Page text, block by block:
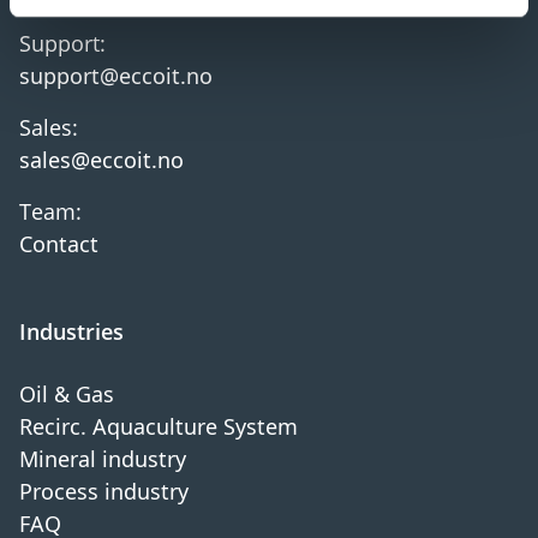
Support:
support@eccoit.no
Sales:
sales@eccoit.no
Team:
Contact
Industries
Oil & Gas
Recirc. Aquaculture System
Mineral industry
Process industry
FAQ